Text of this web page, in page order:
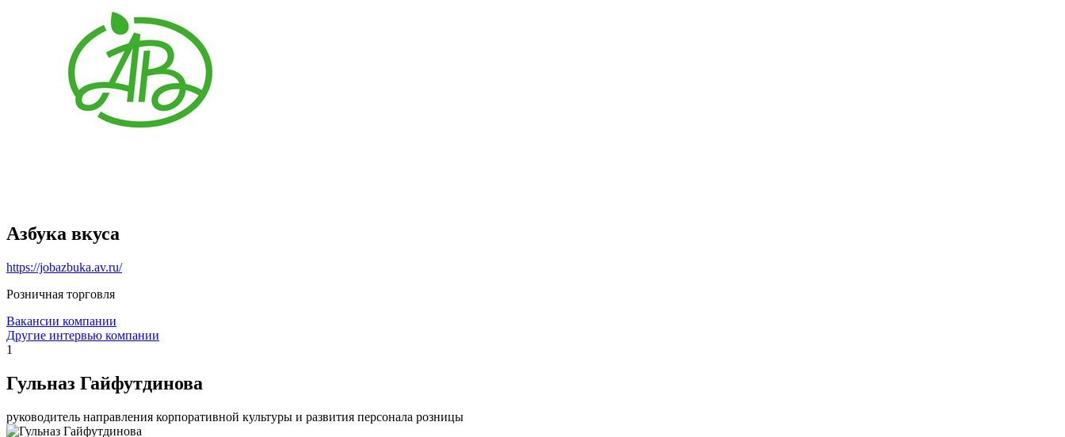
Азбука вкуса
https://jobazbuka.av.ru/
Розничная торговля
Вакансии компании
Другие интервью компании
1
Гульназ Гайфутдинова
руководитель направления корпоративной культуры и развития персонала розницы